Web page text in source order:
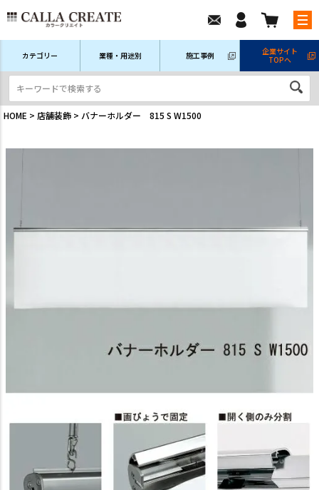
ログイン/マイページ
注文履歴
TEL:06-7493-2639 (平日9:00～18:00)
カテゴリーから選ぶ
業種・用途から選ぶ
用語集
カテゴリー 業種・用途別 施工事例
企業サイト
TOPへ
HOME 店舗装飾 バナーホルダー 815 S W1500